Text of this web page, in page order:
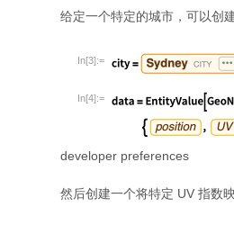
给定一个特定的城市，可以创
In[3]:=
In[4]:=
developer preferences
然后创建一个将特定 UV 指数